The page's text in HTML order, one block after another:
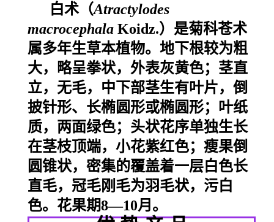
白术（Atractylodes
macrocephala Koidz.）是菊科苍术
属多年生草本植物。地下根较为粗
大，略呈拳状，外表灰黄色；茎直
立，无毛，中下部茎生有叶片，倒
披针形、长椭圆形或椭圆形；叶纸
质，两面绿色；头状花序单独生长
在茎枝顶端，小花紫红色；瘦果倒
圆锥状，密集的覆盖着一层白色长
直毛，冠毛刚毛为羽毛状，污白
色。花果期8—10月。